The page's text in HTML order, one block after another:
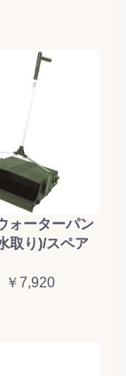
ォーターパン
取り)/スペア
￥7,920